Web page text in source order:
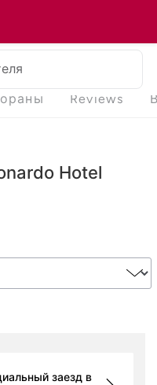
Reviews
Hotel
заезд в